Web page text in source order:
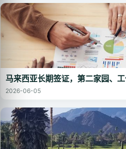
马来西亚长期签证，第二家园、
2026-06-05